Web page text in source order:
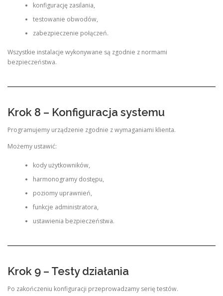
konfigurację zasilania,
testowanie obwodów,
zabezpieczenie połączeń.
Wszystkie instalacje wykonywane są zgodnie z normami
bezpieczeństwa.
Krok 8 – Konfiguracja systemu
Programujemy urządzenie zgodnie z wymaganiami klienta.
Możemy ustawić:
kody użytkowników,
harmonogramy dostępu,
poziomy uprawnień,
funkcje administratora,
ustawienia bezpieczeństwa.
Krok 9 – Testy działania
Po zakończeniu konfiguracji przeprowadzamy serię testów.